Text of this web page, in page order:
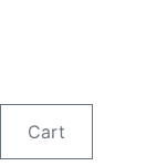
Cart